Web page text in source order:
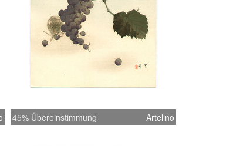
45% Übereinstimmung Artelino